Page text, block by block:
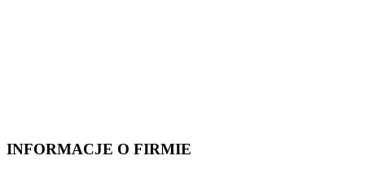
INFORMACJE O FIRMIE